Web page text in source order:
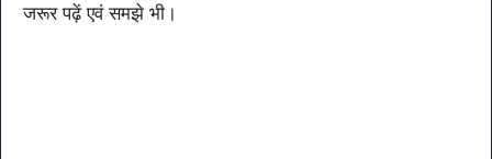
जरूर पढ़ें एवं समझे भी।